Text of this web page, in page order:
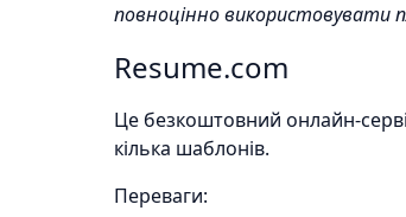
повноцінно використовувати
Resume.com
Це безкоштовний онлайн-
кілька шаблонів.
Переваги: